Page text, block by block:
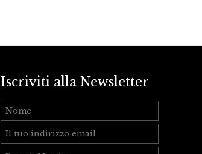
Iscriviti alla Newsletter